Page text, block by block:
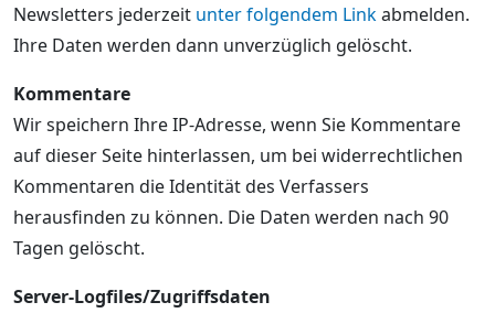
Newsletters jederzeit unter folgendem Linkabmelden.
Ihre Daten werden dann unverzüglich gelöscht.
Kommentare
Wir speichern Ihre IP-Adresse, wenn Sie Kommentare
auf dieser Seite hinterlassen, um bei widerrechtlichen
Kommentaren die Identität des Verfassers
herausfinden zu können. Die Daten werden nach 90
Tagen gelöscht.
Server-Logfiles/Zugriffsdaten